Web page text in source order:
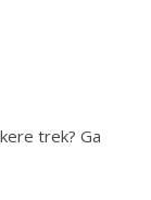
trek? Ga